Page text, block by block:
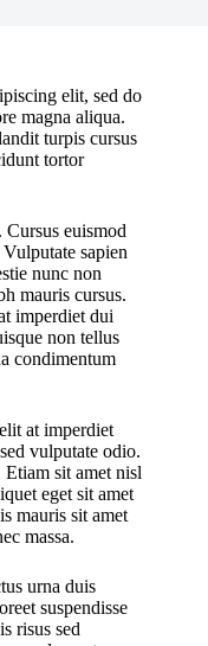
elit, sed do
magna aliqua.
turpis cursus
tortor
Cursus euismod
sapien
nunc non
mauris cursus.
imperdiet dui
non tellus
condimentum
at imperdiet
vulputate odio.
sit amet nisl
eget sit amet
mauris sit amet
massa.
urna duis
suspendisse
risus sed